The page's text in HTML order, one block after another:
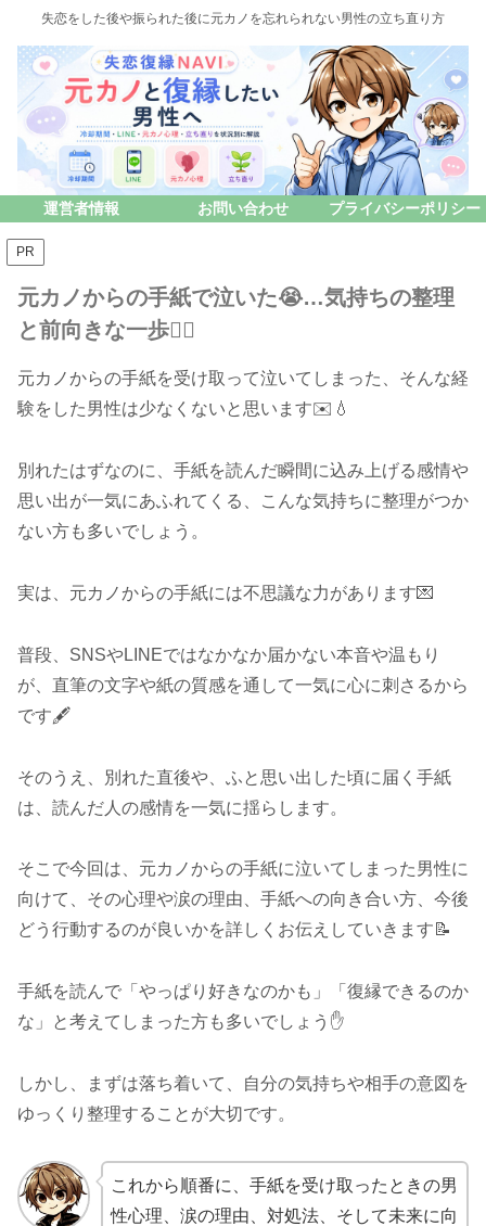
失恋をした後や振られた後に元カノを忘れられない男性の立ち直り方
運営者情報 お問い合わせ プライバシーポリシー
PR
元カノからの手紙で泣いた😭…気持ちの整理
と前向きな一歩🚶‍♂️
元カノからの手紙を受け取って泣いてしまった、そんな経
験をした男性は少なくないと思います✉️💧
別れたはずなのに、手紙を読んだ瞬間に込み上げる感情や
思い出が一気にあふれてくる、こんな気持ちに整理がつか
ない方も多いでしょう。
実は、元カノからの手紙には不思議な力があります💌
普段、SNSやLINEではなかなか届かない本音や温もり
が、直筆の文字や紙の質感を通して一気に心に刺さるから
です🖋️
そのうえ、別れた直後や、ふと思い出した頃に届く手紙
は、読んだ人の感情を一気に揺らします。
そこで今回は、元カノからの手紙に泣いてしまった男性に
向けて、その心理や涙の理由、手紙への向き合い方、今後
どう行動するのが良いかを詳しくお伝えしていきます📝
手紙を読んで「やっぱり好きなのかも」「復縁できるのか
な」と考えてしまった方も多いでしょう✋
しかし、まずは落ち着いて、自分の気持ちや相手の意図を
ゆっくり整理することが大切です。
これから順番に、手紙を受け取ったときの男
性心理、涙の理由、対処法、そして未来に向